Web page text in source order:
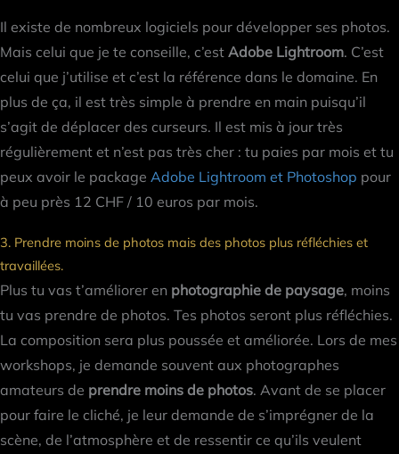
Il existe de nombreux logiciels pour développer ses photos.
Mais celui que je te conseille, c’est Adobe Lightroom. C’est
celui que j’utilise et c’est la référence dans le domaine. En
plus de ça, il est très simple à prendre en main puisqu’il
s’agit de déplacer des curseurs. Il est mis à jour très
régulièrement et n’est pas très cher : tu paies par mois et tu
peux avoir le package Adobe Lightroom et Photoshop pour
à peu près 12 CHF / 10 euros par mois.
3. Prendre moins de photos mais des photos plus réfléchies et
travaillées.
Plus tu vas t’améliorer en photographie de paysage, moins
tu vas prendre de photos. Tes photos seront plus réfléchies.
La composition sera plus poussée et améliorée. Lors de mes
workshops, je demande souvent aux photographes
amateurs de prendre moins de photos. Avant de se placer
pour faire le cliché, je leur demande de s’imprégner de la
scène, de l’atmosphère et de ressentir ce qu’ils veulent